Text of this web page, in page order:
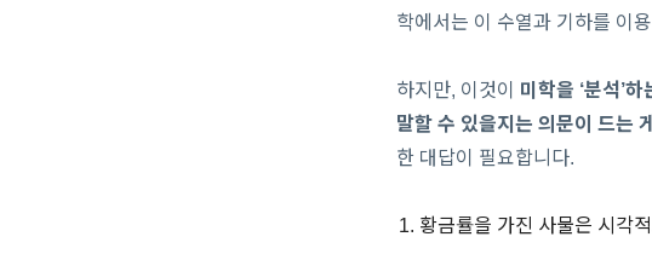
학에서는 이 수열과 기하를 이
하지만, 이것이 미학을 ‘분석’
말할 수 있을지는 의문이 드는
한 대답이 필요합니다.
황금률을 가진 사물은 시각